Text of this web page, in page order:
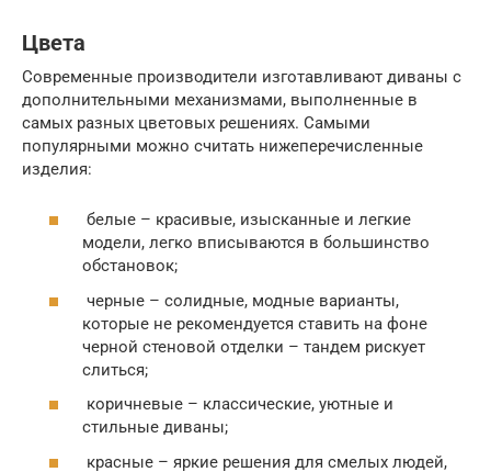
Цвета
Современные производители изготавливают диваны с
дополнительными механизмами, выполненные в
самых разных цветовых решениях. Самыми
популярными можно считать нижеперечисленные
изделия:
белые – красивые, изысканные и легкие
модели, легко вписываются в большинство
обстановок;
черные – солидные, модные варианты,
которые не рекомендуется ставить на фоне
черной стеновой отделки – тандем рискует
слиться;
коричневые – классические, уютные и
стильные диваны;
красные – яркие решения для смелых людей,